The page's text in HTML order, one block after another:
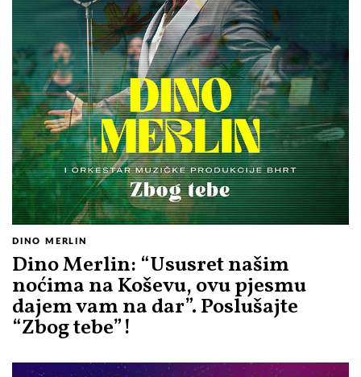
DINO MERLIN
Dino Merlin: “Ususret našim
noćima na Koševu, ovu pjesmu
dajem vam na dar”. Poslušajte
“Zbog tebe”!